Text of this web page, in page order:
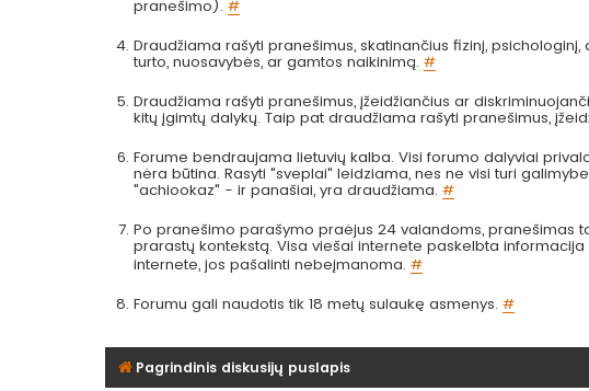
pranešimo).#
Draudžiama rašyti pranešimus, skatinančius fizinį,
turto, nuosavybės, ar gamtos naikinimą.#
Draudžiama rašyti pranešimus, įžeidžiančius ar
kitų įgimtų dalykų. Taip pat draudžiama rašyti pranešimus,
Forume bendraujama lietuvių kalba. Visi forumo dalyviai
nėra būtina. Rasyti "sveplai" leidziama, nes ne visi turi
"achiookaz" - ir panašiai, yra draudžiama.#
Po pranešimo parašymo praėjus 24 valandoms, pranešimas
prarastų kontekstą. Visa viešai internete paskelbta
internete, jos pašalinti nebeįmanoma.#
Forumu gali naudotis tik 18 metų sulaukę asmenys.#
Pagrindinis diskusijų puslapis